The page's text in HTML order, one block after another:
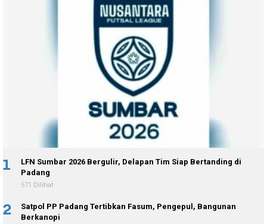
1
LFN Sumbar 2026 Bergulir, Delapan Tim Siap Bertanding di
Padang
571 Dilihat
2
Satpol PP Padang Tertibkan Fasum, Pengepul, Bangunan
Berkanopi